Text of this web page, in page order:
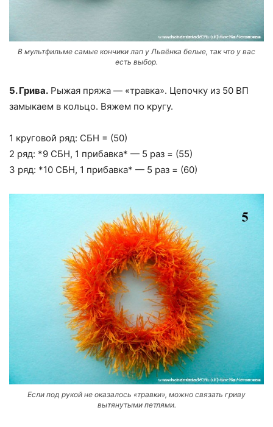
В мультфильме самые кончики лап у Львёнка белые, так что у вас
есть выбор.
5. Грива. Рыжая пряжа — «травка». Цепочку из 50 ВП
замыкаем в кольцо. Вяжем по кругу.
1 круговой ряд: СБН = (50)
2 ряд: *9 СБН, 1 прибавка* — 5 раз = (55)
3 ряд: *10 СБН, 1 прибавка* — 5 раз = (60)
Если под рукой не оказалось «травки», можно связать гриву
вытянутыми петлями.